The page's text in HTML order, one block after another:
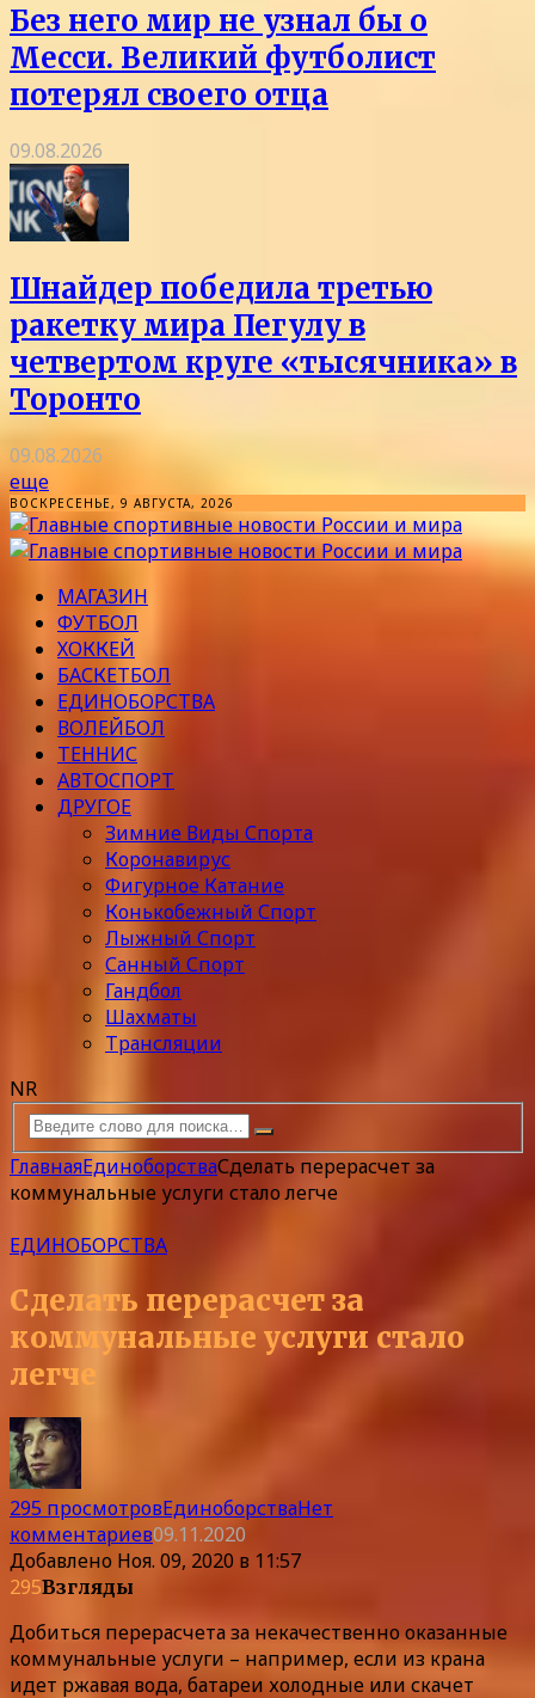
Без него мир не узнал бы о
Месси. Великий футболист
потерял своего отца
09.08.2026
Шнайдер победила третью
ракетку мира Пегулу в
четвертом круге «тысячника» в
Торонто
09.08.2026
еще
ВОСКРЕСЕНЬЕ, 9 АВГУСТА, 2026
МАГАЗИН
ФУТБОЛ
ХОККЕЙ
БАСКЕТБОЛ
ЕДИНОБОРСТВА
ВОЛЕЙБОЛ
ТЕННИС
АВТОСПОРТ
ДРУГОЕ
Зимние Виды Спорта
Коронавирус
Фигурное Катание
Конькобежный Спорт
Лыжный Спорт
Санный Спорт
Гандбол
Шахматы
Трансляции
NR
ГлавнаяЕдиноборстваСделать перерасчет за
коммунальные услуги стало легче
ЕДИНОБОРСТВА
Сделать перерасчет за
коммунальные услуги стало
легче
295 просмотровЕдиноборстваНет
комментариев09.11.2020
Добавлено Ноя. 09, 2020 в 11:57
295Взгляды
Добиться перерасчета за некачественно оказанные
коммунальные услуги – например, если из крана
идет ржавая вода, батареи холодные или скачет